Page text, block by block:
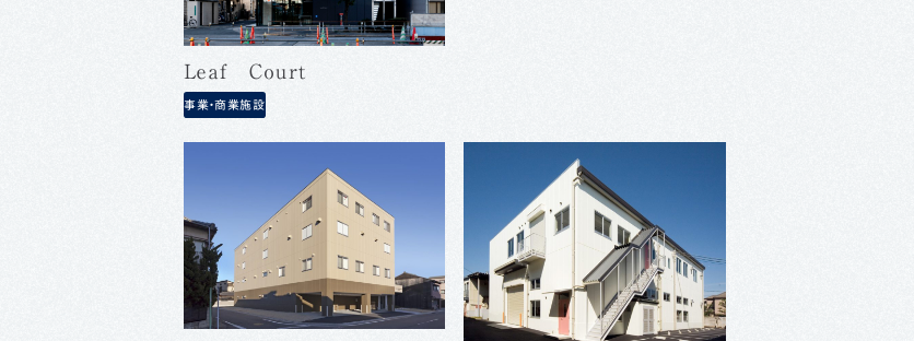
Ｌｅａｆ Ｃｏｕｒｔ
事業・商業施設